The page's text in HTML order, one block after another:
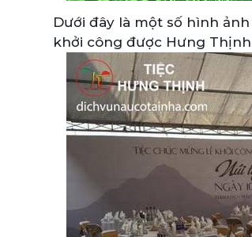
Dưới đây là một số hình
khởi công được Hưng